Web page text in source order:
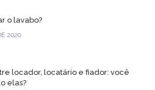
o lavabo?
2020
locador, locatário e fiador: você
elas?